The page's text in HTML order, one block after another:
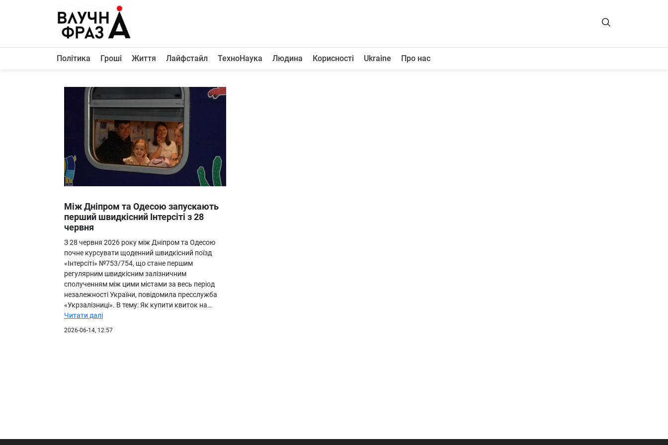
Політика
Життя
Лайфстайл
ТехноНаука
Людина
Корисності
Про нас
Політика Гроші Життя Лайфстайл ТехноНаука Людина Корисності Ukraine Про нас
Між Дніпром та Одесою запускають
перший швидкісний Інтерсіті з 28
червня
З 28 червня 2026 року між Дніпром та Одесою
почне курсувати щоденний швидкісний поїзд
«Інтерсіті» №753/754, що стане першим
регулярним швидкісним залізничним
сполученням між цими містами за весь період
незалежності України, повідомила пресслужба
«Укрзалізниці». В тему: Як купити квиток на…
Читати далі
2026-06-14, 12:57